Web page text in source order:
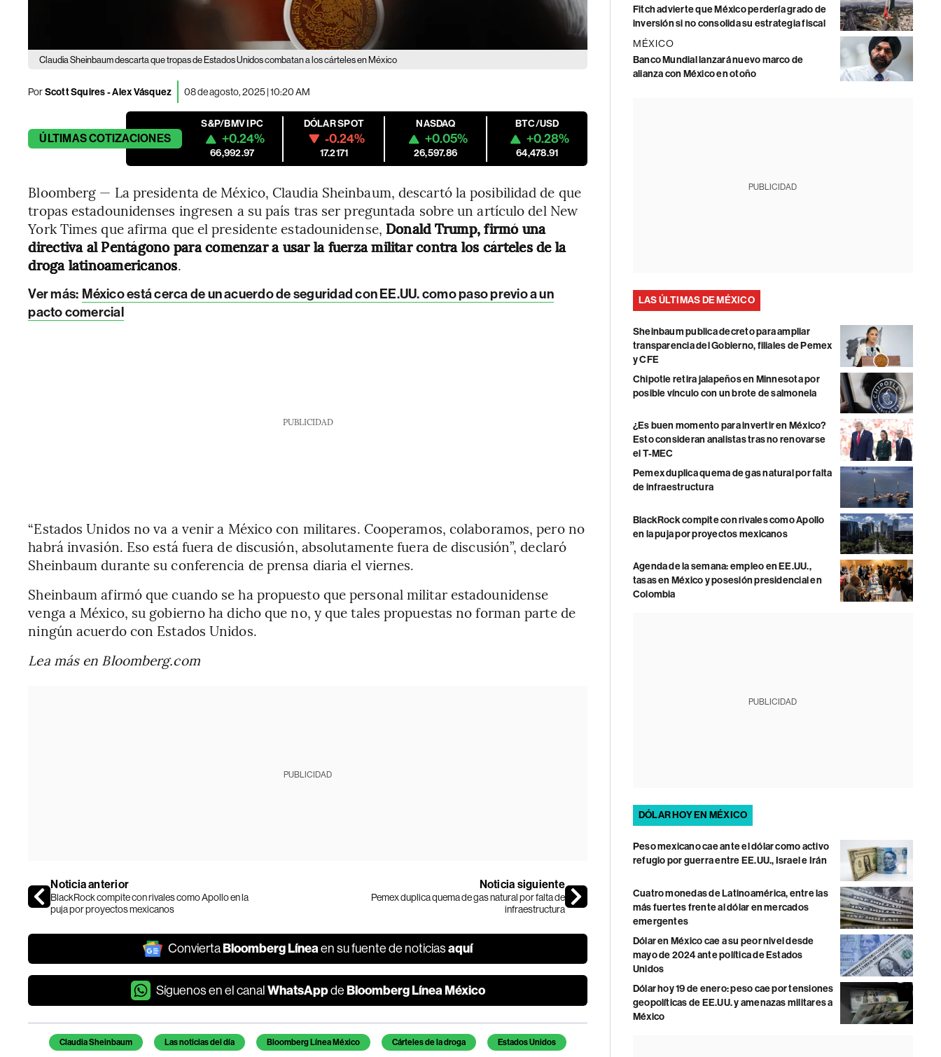
Claudia Sheinbaum descarta que tropas de Estados Unidos combatan a los cárteles en México
PorScott Squires - Alex Vásquez 08 de agosto, 2025 | 10:20 AM
ÚLTIMASCOTIZACIONES
S&P/BMV IPC
+0.24%
66,992.97
DÓLAR SPOT
-0.24%
17.2171
NASDAQ
+0.05%
26,597.86
BTC/USD
+0.28%
64,478.91
Bloomberg — La presidenta de México, Claudia Sheinbaum, descartó la posibilidad de que
tropas estadounidenses ingresen a su país tras ser preguntada sobre un artículo del New
York Times que afirma que el presidente estadounidense, Donald Trump, firmó una
directiva al Pentágono para comenzar a usar la fuerza militar contra los cárteles de la
droga latinoamericanos.
Ver más: México está cerca de un acuerdo de seguridad con EE.UU. como paso previo a un
pacto comercial
PUBLICIDAD
“Estados Unidos no va a venir a México con militares. Cooperamos, colaboramos, pero no
habrá invasión. Eso está fuera de discusión, absolutamente fuera de discusión”, declaró
Sheinbaum durante su conferencia de prensa diaria el viernes.
Sheinbaum afirmó que cuando se ha propuesto que personal militar estadounidense
venga a México, su gobierno ha dicho que no, y que tales propuestas no forman parte de
ningún acuerdo con Estados Unidos.
Lea más en Bloomberg.com
PUBLICIDAD
Noticia anterior
BlackRock compite con rivales como Apollo en la
puja por proyectos mexicanos
Noticia siguiente
Pemex duplica quema de gas natural por falta de
infraestructura
ConviertaBloomberg Líneaen su fuente de noticiasaquí
Síguenos en el canal WhatsAppde Bloomberg Línea México
Temas de este artículo
Claudia Sheinbaum Las noticias del día Bloomberg Línea México Cárteles de la droga Estados Unidos
Fitch advierte que México perdería grado de
inversión si no consolida su estrategia fiscal
MÉXICO
Banco Mundial lanzará nuevo marco de
alianza con México en otoño
PUBLICIDAD
LAS ÚLTIMAS DE MÉXICO
Sheinbaum publica decreto para ampliar
transparencia del Gobierno, filiales de Pemex
y CFE
Chipotle retira jalapeños en Minnesota por
posible vínculo con un brote de salmonela
¿Es buen momento para invertir en México?
Esto consideran analistas tras no renovarse
el T-MEC
Pemex duplica quema de gas natural por falta
de infraestructura
BlackRock compite con rivales como Apollo
en la puja por proyectos mexicanos
Agenda de la semana: empleo en EE.UU.,
tasas en México y posesión presidencial en
Colombia
PUBLICIDAD
DÓLAR HOY EN MÉXICO
Peso mexicano cae ante el dólar como activo
refugio por guerra entre EE.UU., Israel e Irán
Cuatro monedas de Latinoamérica, entre las
más fuertes frente al dólar en mercados
emergentes
Dólar en México cae a su peor nivel desde
mayo de 2024 ante política de Estados
Unidos
Dólar hoy 19 de enero: peso cae por tensiones
geopolíticas de EE.UU. y amenazas militares a
México